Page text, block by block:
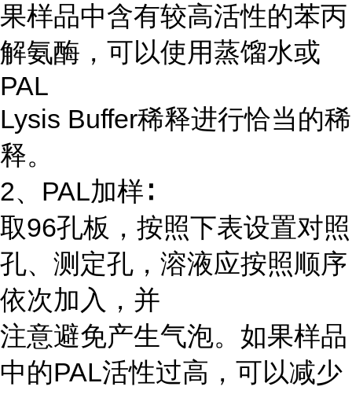
果样品中含有较高活性的苯丙
解氨酶，可以使用蒸馏水或
PAL
Lysis Buffer稀释进行恰当的稀
释。
2、PAL加样∶
取96孔板，按照下表设置对照
孔、测定孔，溶液应按照顺序
依次加入，并
注意避免产生气泡。如果样品
中的PAL活性过高，可以减少